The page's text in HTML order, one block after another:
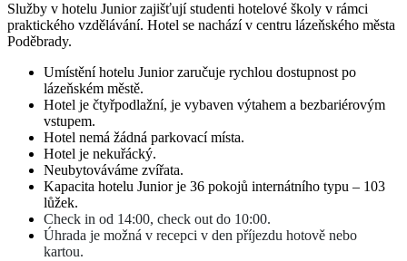
Služby v hotelu Junior zajišťují studenti hotelové školy v rámci
praktického vzdělávání. Hotel se nachází v centru lázeňského města
Poděbrady.
Umístění hotelu Junior zaručuje rychlou dostupnost po
lázeňském městě.
Hotel je čtyřpodlažní, je vybaven výtahem a bezbariérovým
vstupem.
Hotel nemá žádná parkovací místa.
Hotel je nekuřácký.
Neubytováváme zvířata.
Kapacita hotelu Junior je 36 pokojů internátního typu – 103
lůžek.
Check in od 14:00, check out do 10:00.
Úhrada je možná v recepci v den příjezdu hotově nebo
kartou.